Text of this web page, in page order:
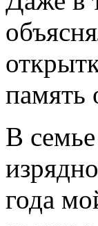
память
В
года